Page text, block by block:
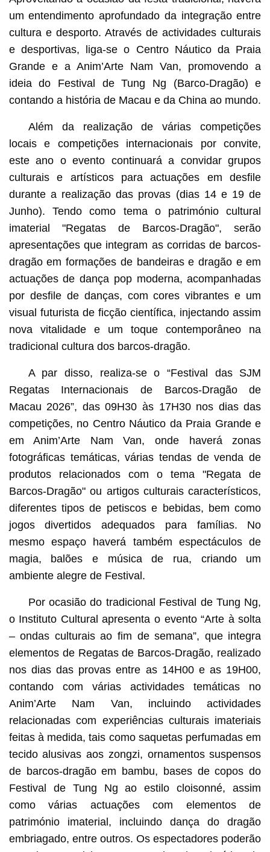
um entendimento aprofundado da integração entre
cultura e desporto. Através de actividades culturais
e desportivas, liga-se o Centro Náutico da Praia
Grande e a Anim’Arte Nam Van, promovendo a
ideia do Festival de Tung Ng (Barco-Dragão) e
contando a história de Macau e da China ao mundo.
Além da realização de várias competições
locais e competições internacionais por convite,
este ano o evento continuará a convidar grupos
culturais e artísticos para actuações em desfile
durante a realização das provas (dias 14 e 19 de
Junho). Tendo como tema o património cultural
imaterial "Regatas de Barcos-Dragão", serão
apresentações que integram as corridas de barcos-
dragão em formações de bandeiras e dragão e em
actuações de dança pop moderna, acompanhadas
por desfile de danças, com cores vibrantes e um
visual futurista de ficção científica, injectando assim
nova vitalidade e um toque contemporâneo na
tradicional cultura dos barcos-dragão.
A par disso, realiza-se o “Festival das SJM
Regatas Internacionais de Barcos-Dragão de
Macau 2026”, das 09H30 às 17H30 nos dias das
competições, no Centro Náutico da Praia Grande e
em Anim’Arte Nam Van, onde haverá zonas
fotográficas temáticas, várias tendas de venda de
produtos relacionados com o tema "Regata de
Barcos-Dragão" ou artigos culturais característicos,
diferentes tipos de petiscos e bebidas, bem como
jogos divertidos adequados para famílias. No
mesmo espaço haverá também espectáculos de
magia, balões e música de rua, criando um
ambiente alegre de Festival.
Por ocasião do tradicional Festival de Tung Ng,
o Instituto Cultural apresenta o evento “Arte à solta
– ondas culturais ao fim de semana”, que integra
elementos de Regatas de Barcos-Dragão, realizado
nos dias das provas entre as 14H00 e as 19H00,
contando com várias actividades temáticas no
Anim’Arte Nam Van, incluindo actividades
relacionadas com experiências culturais imateriais
feitas à medida, tais como saquetas perfumadas em
tecido alusivas aos zongzi, ornamentos suspensos
de barcos-dragão em bambu, bases de copos do
Festival de Tung Ng ao estilo cloisonné, assim
como várias actuações com elementos de
património imaterial, incluindo dança do dragão
embriagado, entre outros. Os espectadores poderão